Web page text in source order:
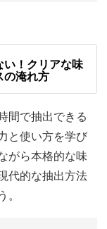
17:05
19:54
いて 22:26
23:30
02:36
03:38
05:48
！クリアな味
の淹れ方
間で抽出できる
と使い方を学び
がら本格的な味
代的な抽出方法